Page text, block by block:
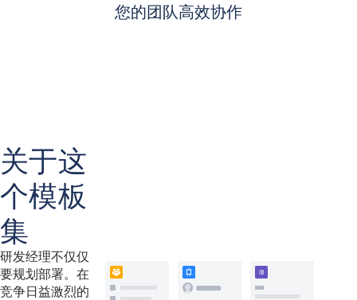
您的团队高效协作
关于这
个模板
集
研发经理不仅仅
要规划部署。在
竞争日益激烈的